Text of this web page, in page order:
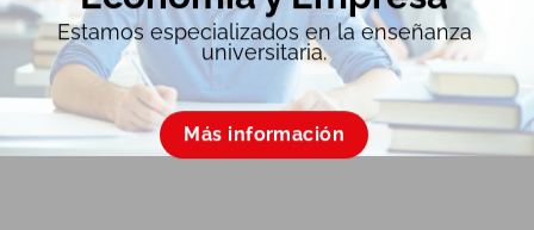
Estamos especializados en la enseñanza
universitaria.
Más información